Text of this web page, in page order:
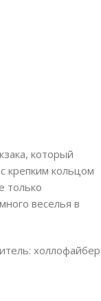
который
крепким кольцом
только
веселья в
холлофайбер